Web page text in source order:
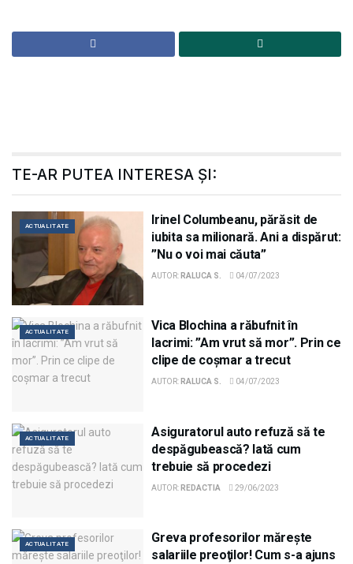
TE-AR PUTEA INTERESA ȘI:
ACTUALITATE
Irinel Columbeanu, părăsit de
iubita sa milionară. Ani a dispărut:
”Nu o voi mai căuta”
AUTOR: RALUCA S. 04/07/2023
ACTUALITATE
Vica Blochina a răbufnit în
lacrimi: ”Am vrut să mor”. Prin ce
clipe de coșmar a trecut
AUTOR: RALUCA S. 04/07/2023
ACTUALITATE
Asiguratorul auto refuză să te
despăgubească? Iată cum
trebuie să procedezi
AUTOR: REDACTIA 29/06/2023
ACTUALITATE
Greva profesorilor măreşte
salariile preoţilor! Cum s-a ajuns